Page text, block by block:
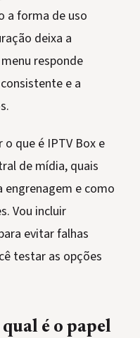
a forma de uso
deixa a
responde
e a
que é IPTV Box e
de mídia, quais
e como
Vou incluir
evitar falhas
testar as opções
é o papel